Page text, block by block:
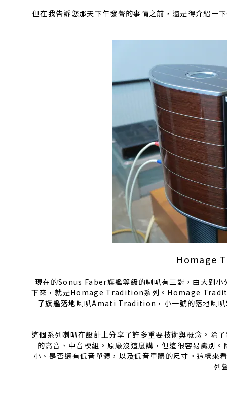
但在我告訴您那天下午發聲的事情之前，還是得介紹
Homage
現在的Sonus Faber旗艦等級的喇叭有三對，由大到
下來，就是Homage Tradition系列。Homage
了旗艦落地喇叭Amati Tradition，小一號的落地喇
這個系列喇叭在設計上分享了許多重要技術與概念。除
的高音、中音模組。原廠沒這麼講，但這很容易識
小、是否還有低音單體，以及低音單體的尺寸。這樣
列